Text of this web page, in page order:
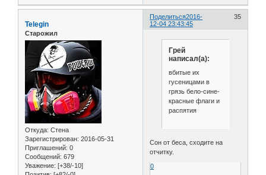
Поделиться 35
2016-
12-04 23:43:45
Telegin
Старожил
Откуда: Стена
Зарегистрирован: 2016-05-31
Приглашений: 0
Сообщений: 679
Уважение: [+38/-10]
Грей
написал(а):
вбитые их
гусеницами в
грязь бело-сине-
красные флаги и
распятия
Сон от беса, сходите на
отчитку.
0